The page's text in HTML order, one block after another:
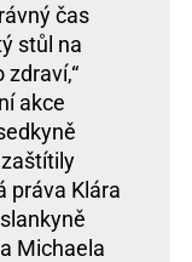
čas
stůl na
akce
práva Klára
Michaela